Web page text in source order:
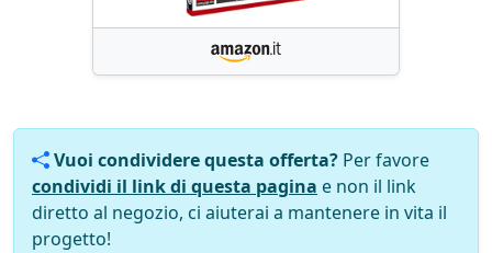
Vuoi condividere questa offerta? Per favore
condividi il link di questa pagina e non il link
diretto al negozio, ci aiuterai a mantenere in vita il
progetto!